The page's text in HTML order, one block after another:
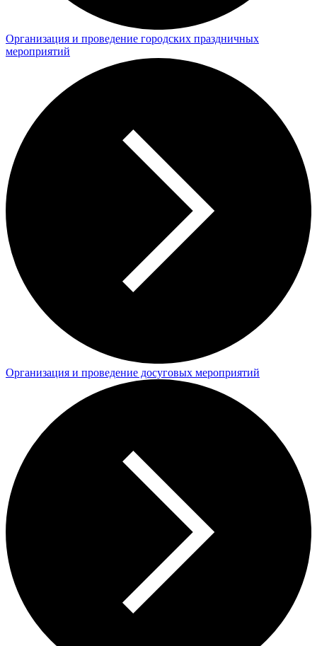
Организация и проведение городских праздничных
мероприятий
Организация и проведение досуговых мероприятий